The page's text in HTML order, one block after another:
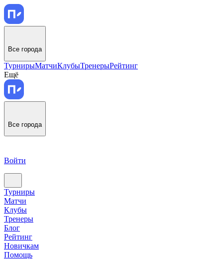
Все города
ТурнирыМатчиКлубыТренерыРейтинг
Ещё
Все города
Войти
Турниры
Матчи
Клубы
Тренеры
Блог
Рейтинг
Новичкам
Помощь